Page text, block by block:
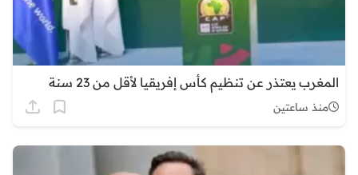
المغرب يعتذر عن تنظيم كأس إفريقيا لأقل من 23 سنة
منذ ساعتين